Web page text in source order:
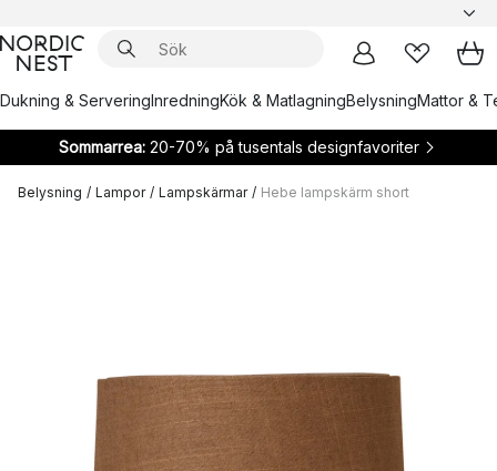
Dukning & ServeringInredningKök & MatlagningBelysningMattor &
Sommarrea:20-70% på tusentals designfavoriter
Belysning / Lampor / Lampskärmar / Hebe lampskärm short